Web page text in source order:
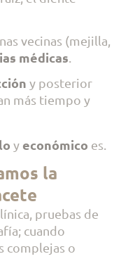
vecinas (mejilla,
médicas
y posterior
más tiempo y
y económico es.
la
pruebas de
cuando
complejas o